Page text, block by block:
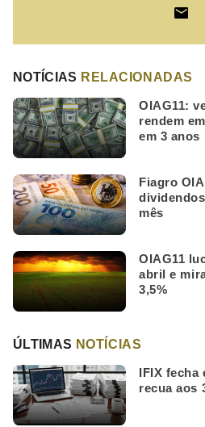
NOTÍCIAS RELACIONADAS
OIAG11:
rendem
em 3 anos
Fiagro
mês
OIAG11
abril e
3,5%
ÚLTIMAS NOTÍCIAS
IFIX fecha
recua aos